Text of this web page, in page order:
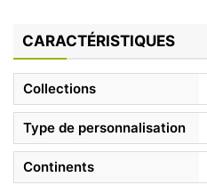
CARACTÉRISTIQUES
Collections
Type de personnalisation
Continents